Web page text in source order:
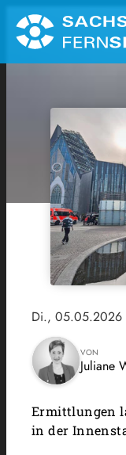
Di., 05.05.2026
VON
Juliane
Ermittlungen
in der